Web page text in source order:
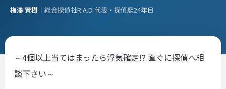
梅澤 賢樹 ｜総合探偵社R.A.D 代表・探偵歴24年目
～4個以上当てはまったら浮気確定⁉ 直ぐに探偵へ相
談下さい～